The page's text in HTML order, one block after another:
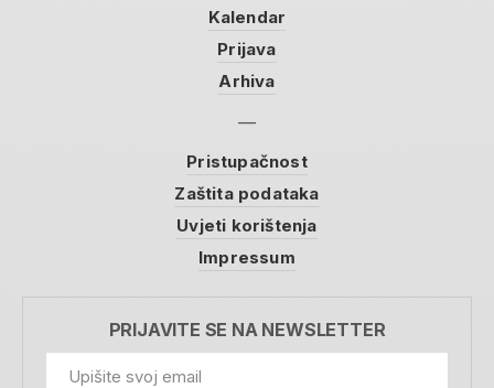
Kalendar
Prijava
Arhiva
Pristupačnost
Zaštita podataka
Uvjeti korištenja
Impressum
PRIJAVITE SE NA NEWSLETTER